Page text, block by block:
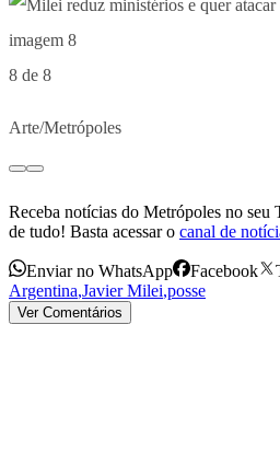
8 de 8
Arte/Metrópoles
Receba notícias do Metrópoles no seu
de tudo! Basta acessar o canal de
Enviar no WhatsApp Facebook
Argentina,Javier Milei,posse
Ver Comentários